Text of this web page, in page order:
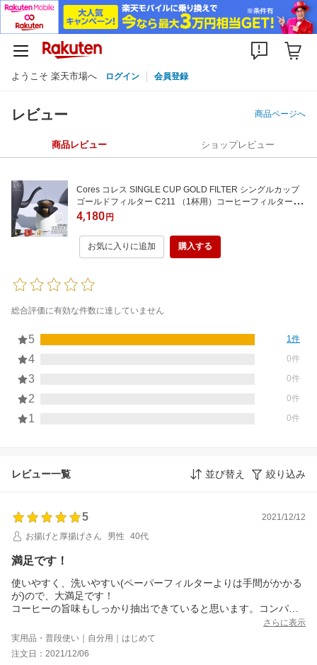
ようこそ 楽天市場へ ログイン 会員登録
レビュー 商品ページへ
商品レビュー ショップレビュー
Cores コレス SINGLE CUP GOLD FILTER シングルカップ
ゴールドフィルター C211 （1杯用）コーヒーフィルター コ
ーヒードリッパー 紙フィルター不要 ハンドドリッパー 純金
メッキ
4,180円
お気に入りに追加 購入する
総合評価に有効な件数に達していません
5 1件
4 0件
3 0件
2 0件
1 0件
レビュー一覧 並び替え 絞り込み
5
2021/12/12
お揚げと厚揚げさん
男性 40代
満足です！
使いやすく、洗いやすい(ペーパーフィルターよりは手間がかかる
が)ので、大満足です！
コーヒーの旨味もしっかり抽出できていると思います。コンパク
トなので、一人暮らし、オフィスでの使用、持ち歩きに向いてる
かもです。
さらに表示
実用品・普段使い｜自分用｜はじめて
注文日：2021/12/06